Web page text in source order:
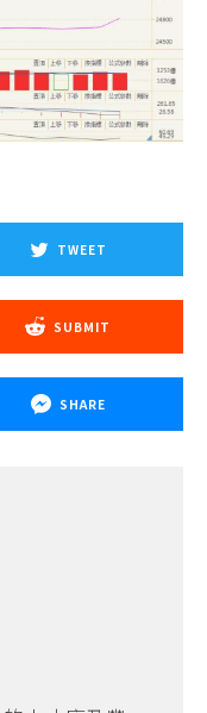
TWEET
SUBMIT
SHARE